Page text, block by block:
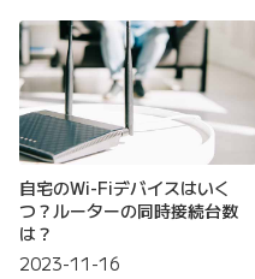
自宅のWi-Fiデバイスはいく
つ？ルーターの同時接続台数
は？
2023-11-16